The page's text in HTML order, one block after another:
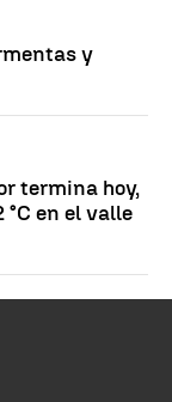
y
termina hoy,
en el valle